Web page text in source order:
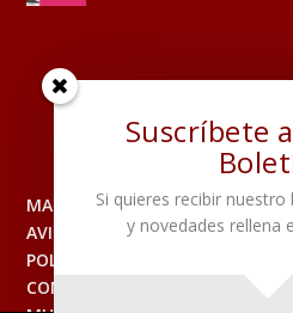
MAPA DEL SITIO
AVISO LEGAL
POLITICA DE PRIVACIDAD
CONTACTO
Suscríbete
Si quieres recibir
y novedades rellena